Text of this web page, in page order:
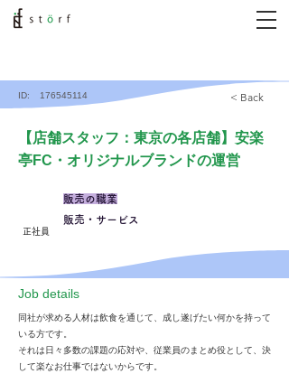
ID: 176545114 < Back
【店舗スタッフ：東京の各店舗】安楽
亭FC・オリジナルブランドの運営
正社員
販売の職業
販売・サービス
​Job details
同社が求める人材は飲食を通じて、成し遂げたい何かを持って
いる方です。
それは日々多数の課題の応対や、従業員のまとめ役として、決
して楽なお仕事ではないからです。